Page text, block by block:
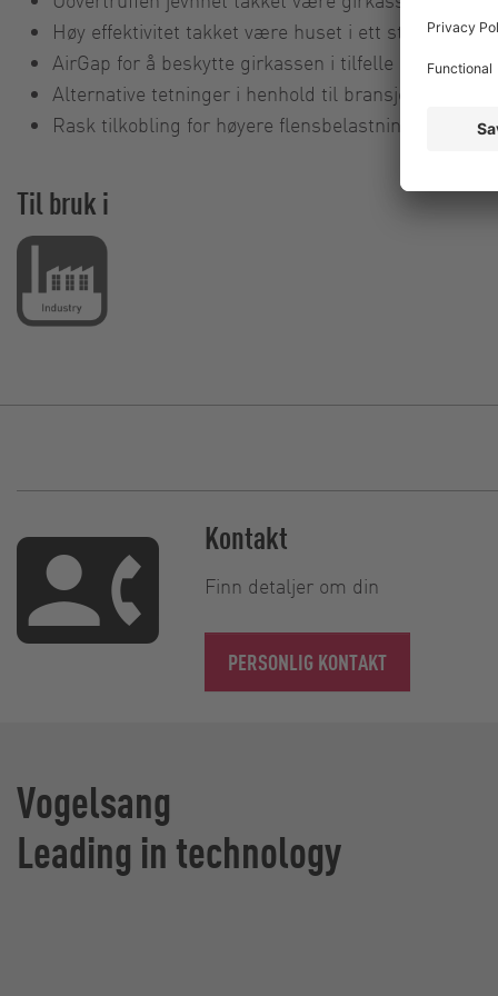
Høy effektivitet takket være huset i ett stykke
AirGap for å beskytte girkassen i tilfelle lekkasje
Alternative tetninger i henhold til
Rask tilkobling for høyere flensbelastninger og
Til bruk i
Kontakt
Finn detaljer om din
PERSONLIG KONTAKT
Vogelsang
Leading in technology